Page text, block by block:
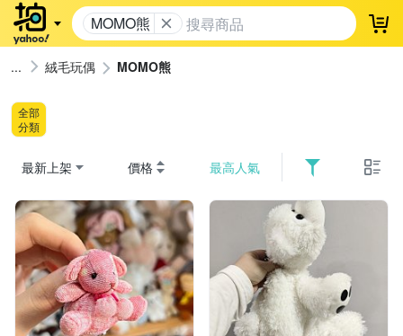
MOMO熊 登
絨毛玩偶 MOMO熊
全部
分類
最新上架 價格 最高人氣